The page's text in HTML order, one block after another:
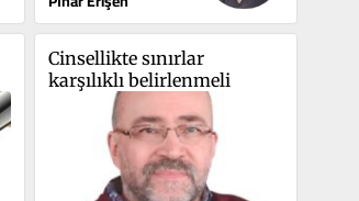
Cinsellikte sınırlar
karşılıklı belirlenmeli